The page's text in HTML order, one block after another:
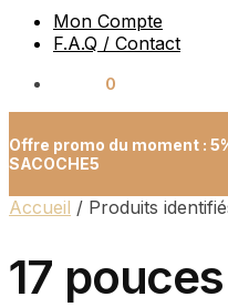
Mon Compte
F.A.Q / Contact
0
Offre promo du moment :
SACOCHE5
Accueil / Produits
17 pouces